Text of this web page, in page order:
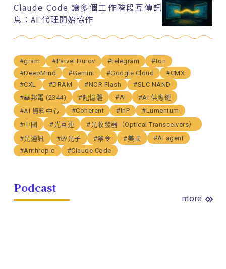
Claude Code 讓多個工作階段互傳訊
息：AI 代理開始協作
#gram #Parvel Durov #telegram
#ton
#DeepMind
#Gemini #Google Cloud
#CMX
#CXL
#DRAM #NOR Flash
#SLC NAND
#華邦電 (2344)
#記憶體 #AI
#AI 供應鏈
#AI 資料中心
#Coherent #InP
#Lumentum
#中國
#光互連
#光收發器（Optical Transceivers）
#光通訊
#矽光子 #禁令 #美國
#AI agent
#Anthropic
#Claude Code
Podcast
more